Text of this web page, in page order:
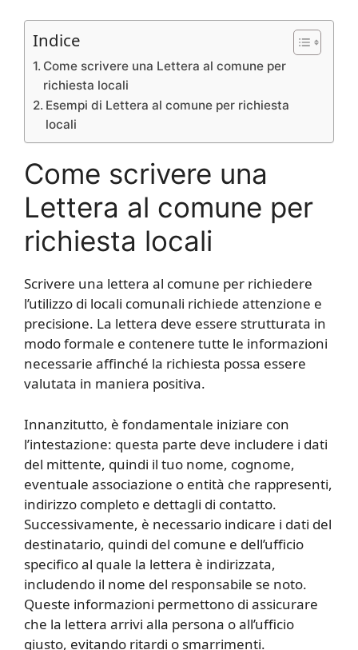
Indice
Come scrivere una Lettera al comune per
richiesta locali
Esempi di Lettera al comune per richiesta
locali
Come scrivere una
Lettera al comune per
richiesta locali
Scrivere una lettera al comune per richiedere
l’utilizzo di locali comunali richiede attenzione e
precisione. La lettera deve essere strutturata in
modo formale e contenere tutte le informazioni
necessarie affinché la richiesta possa essere
valutata in maniera positiva.
Innanzitutto, è fondamentale iniziare con
l’intestazione: questa parte deve includere i dati
del mittente, quindi il tuo nome, cognome,
eventuale associazione o entità che rappresenti,
indirizzo completo e dettagli di contatto.
Successivamente, è necessario indicare i dati del
destinatario, quindi del comune e dell’ufficio
specifico al quale la lettera è indirizzata,
includendo il nome del responsabile se noto.
Queste informazioni permettono di assicurare
che la lettera arrivi alla persona o all’ufficio
giusto, evitando ritardi o smarrimenti.